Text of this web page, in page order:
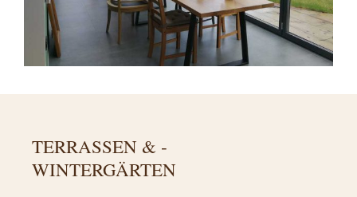
TERRASSEN & ­­
WINTERGÄRTEN